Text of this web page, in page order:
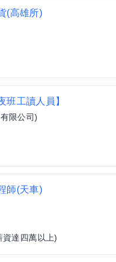
(高雄所)
班工讀人員】
限公司)
師(天車)
達四萬以上)